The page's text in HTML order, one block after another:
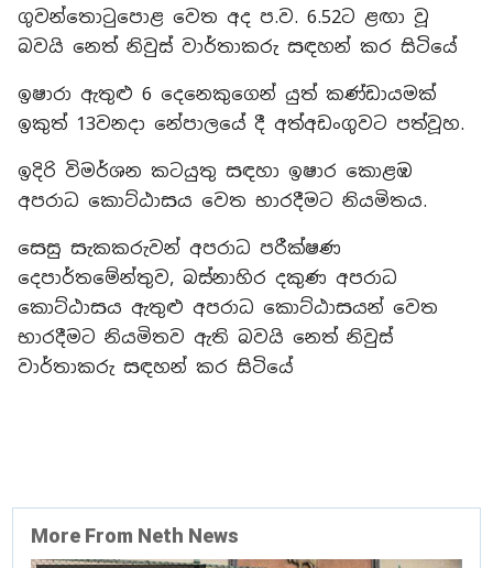
ගුවන්තොටුපොළ වෙත අද ප.ව. 6.52ට ළඟා වූ
බවයි නෙත් නිවුස් වාර්තාකරු සඳහන් කර සිටියේ
ඉෂාරා ඇතුළු 6 දෙනෙකුගෙන් යුත් කණ්ඩායමක්
ඉකුත් 13වනදා නේපාලයේ දී අත්අඩංගුවට පත්වූහ.
ඉදිරි විමර්ශන කටයුතු සඳහා ඉෂාර කොළඹ
අපරාධ කොට්ඨාසය වෙත භාරදීමට නියමිතය.
සෙසු සැකකරුවන් අපරාධ පරීක්ෂණ
දෙපාර්තමේන්තුව, බස්නාහිර දකුණ අපරාධ
කොට්ඨාසය ඇතුළු අපරාධ කොට්ඨාසයන් වෙත
භාරදීමට නියමිතව ඇති බවයි නෙත් නිවුස්
වාර්තාකරු සඳහන් කර සිටියේ
More From Neth News